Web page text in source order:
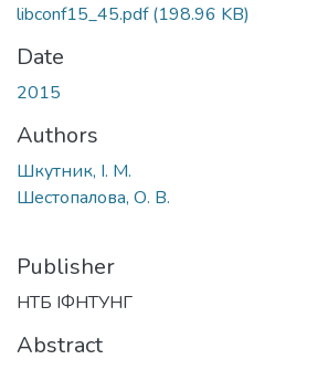
libconf15_45.pdf(198.96 KB)
Date
2015
Authors
Шкутник, І. М.
Шестопалова, О. В.
Publisher
НТБ ІФНТУНГ
Abstract